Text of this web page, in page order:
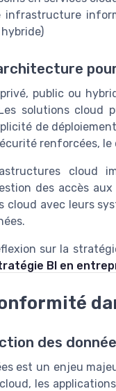
infrastructure
public ou
solutions cloud
de
renforcées,
cloud
des accès
cloud avec leurs
sur la
BI en
des
est un enjeu
les